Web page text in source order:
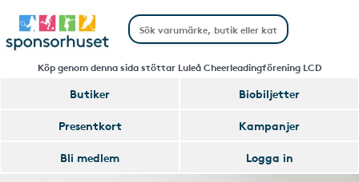
Köp genom denna sida stöttar Luleå Cheerleadingförening LCD
Butiker
Biobiljetter
Presentkort
Kampanjer
Bli medlem
Logga in